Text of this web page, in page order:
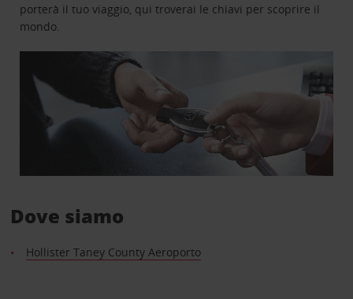
porterà il tuo viaggio, qui troverai le chiavi per scoprire il
mondo.
Dove siamo
Hollister Taney County Aeroporto